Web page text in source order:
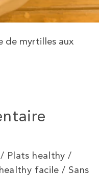
de myrtilles aux
Plats healthy /
facile / Sans